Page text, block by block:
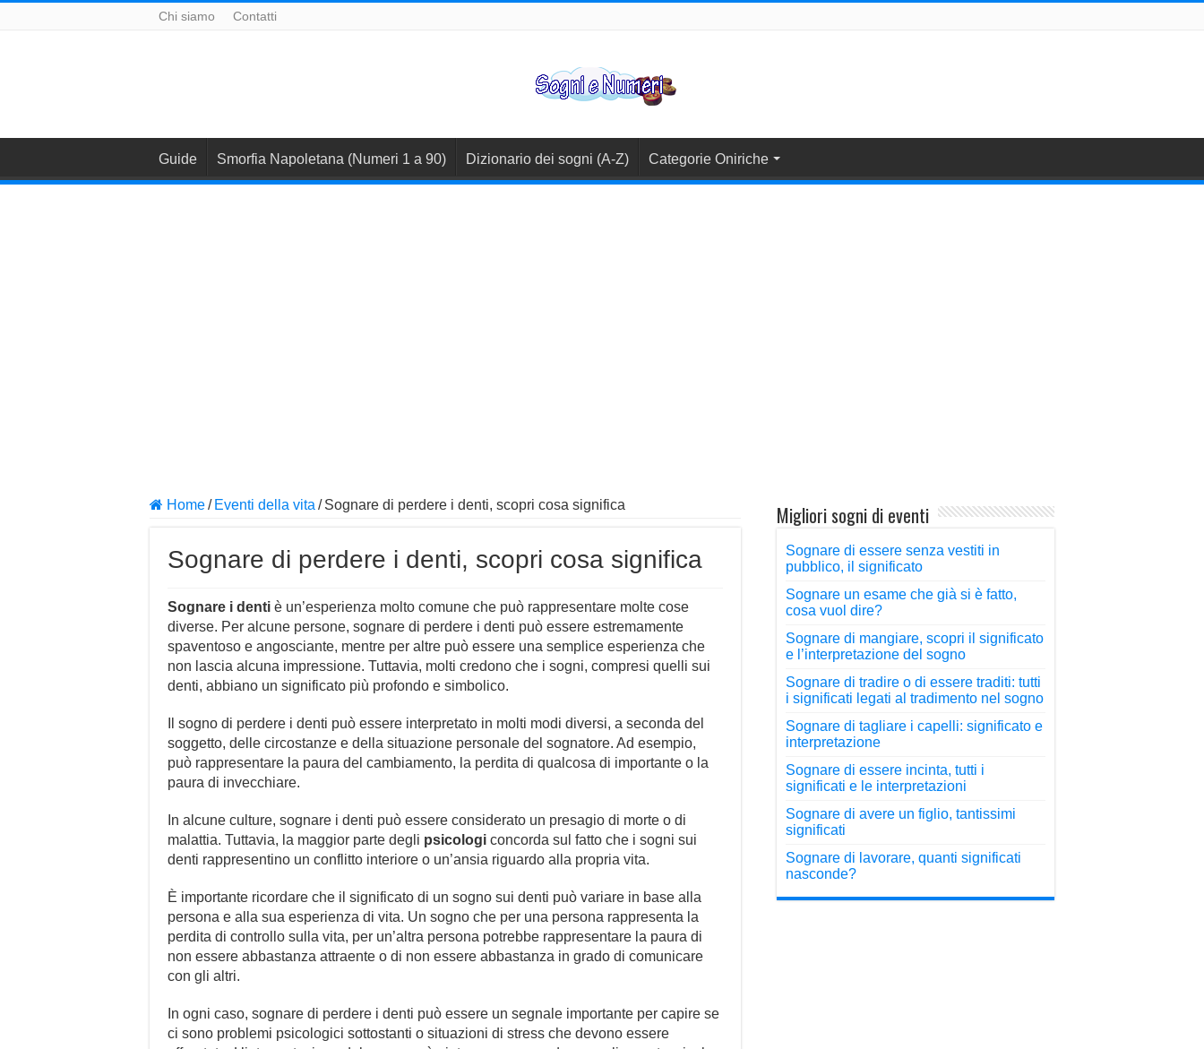
Chi siamo Contatti
Guide Smorfia Napoletana (Numeri 1 a 90) Dizionario dei sogni (A-Z) Categorie Oniriche
Home/ Eventi della vita / Sognare di perdere i denti, scopri cosa significa
Sognare di perdere i denti, scopri cosa significa
Sognare i denti è un’esperienza molto comune che può rappresentare molte cose
diverse. Per alcune persone, sognare di perdere i denti può essere estremamente
spaventoso e angosciante, mentre per altre può essere una semplice esperienza che
non lascia alcuna impressione. Tuttavia, molti credono che i sogni, compresi quelli sui
denti, abbiano un significato più profondo e simbolico.
Il sogno di perdere i denti può essere interpretato in molti modi diversi, a seconda del
soggetto, delle circostanze e della situazione personale del sognatore. Ad esempio,
può rappresentare la paura del cambiamento, la perdita di qualcosa di importante o la
paura di invecchiare.
In alcune culture, sognare i denti può essere considerato un presagio di morte o di
malattia. Tuttavia, la maggior parte degli psicologi concorda sul fatto che i sogni sui
denti rappresentino un conflitto interiore o un’ansia riguardo alla propria vita.
È importante ricordare che il significato di un sogno sui denti può variare in base alla
persona e alla sua esperienza di vita. Un sogno che per una persona rappresenta la
perdita di controllo sulla vita, per un’altra persona potrebbe rappresentare la paura di
non essere abbastanza attraente o di non essere abbastanza in grado di comunicare
con gli altri.
In ogni caso, sognare di perdere i denti può essere un segnale importante per capire se
ci sono problemi psicologici sottostanti o situazioni di stress che devono essere
Migliori sogni di eventi
Sognare di essere senza vestiti in
pubblico, il significato
Sognare un esame che già si è fatto,
cosa vuol dire?
Sognare di mangiare, scopri il significato
e l’interpretazione del sogno
Sognare di tradire o di essere traditi: tutti
i significati legati al tradimento nel sogno
Sognare di tagliare i capelli: significato e
interpretazione
Sognare di essere incinta, tutti i
significati e le interpretazioni
Sognare di avere un figlio, tantissimi
significati
Sognare di lavorare, quanti significati
nasconde?